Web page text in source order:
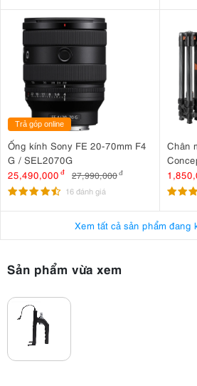
Trả góp online
Ống kính Sony FE 20-70mm F4
G / SEL2070G
25,490,000 đ 27,990,000đ
16 đánh giá
Chân
Xem tất cả sản phẩm đang
Sản phẩm vừa xem